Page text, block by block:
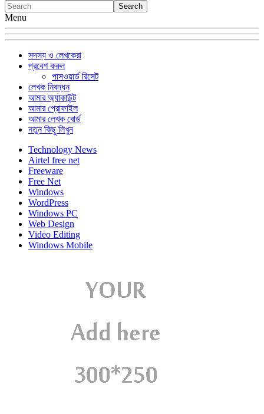
Menu
সদস্য ও লেখকেরা
প্রবেশ করুন
পাসওয়ার্ড রিসেট
লেখক নিবন্ধন
আমার অ্যাকাউন্ট
আমার প্রোফাইল
আমার লেখক বোর্ড
নতুন কিছু লিখুন
Technology News
Airtel free net
Freeware
Free Net
Windows
WordPress
Windows PC
Web Design
Video Editing
Windows Mobile